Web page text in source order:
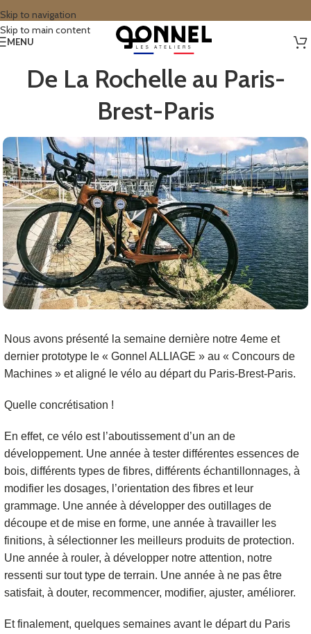
Skip to navigation
Skip to main content
MENU
De La Rochelle au Paris-
Brest-Paris
Nous avons présenté la semaine dernière notre 4eme et
dernier prototype le « Gonnel ALLIAGE » au « Concours de
Machines » et aligné le vélo au départ du Paris-Brest-Paris.
Quelle concrétisation !
En effet, ce vélo est l’aboutissement d’un an de
développement. Une année à tester différentes essences de
bois, différents types de fibres, différents échantillonnages, à
modifier les dosages, l’orientation des fibres et leur
grammage. Une année à développer des outillages de
découpe et de mise en forme, une année à travailler les
finitions, à sélectionner les meilleurs produits de protection.
Une année à rouler, à développer notre attention, notre
ressenti sur tout type de terrain. Une année à ne pas être
satisfait, à douter, recommencer, modifier, ajuster, améliorer.
Et finalement, quelques semaines avant le départ du Paris